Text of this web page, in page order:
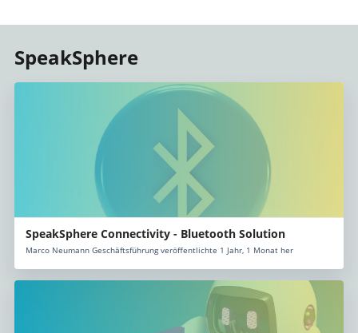
SpeakSphere
SpeakSphere Connectivity - Bluetooth Solution
Marco Neumann Geschäftsführung veröffentlichte 1 Jahr, 1 Monat her